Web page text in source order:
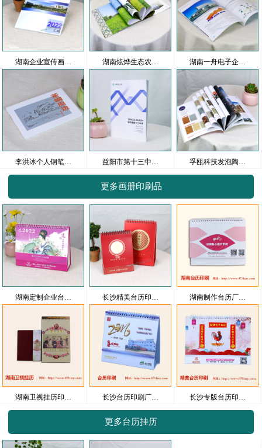
湖南企业宣传画… 湖南炫烨生态农… 湖南一舟电子企…
李洪冰个人钢笔… 益阳市第十三中… 孚瓯科技发泡陶…
更多画册印刷品
湖南定制企业台… 长沙精美台历印… 湖南制作台历厂…
湖南卫视挂历印… 长沙台历印刷厂… 长沙专版台历印…
更多台历挂历